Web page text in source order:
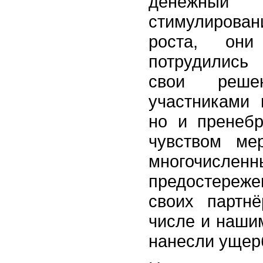
роста,
свои
участниками
но и
чувством
своих
числе и
нанесли